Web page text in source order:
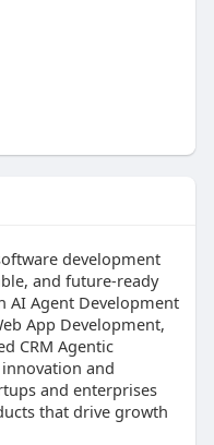
development
and future-ready
AI Agent Development
App Development,
CRM Agentic
and
and enterprises
that drive growth